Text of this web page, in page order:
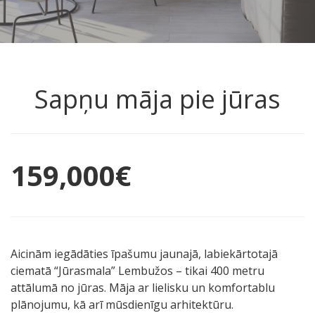
Sapņu māja pie jūras
159,000€
Aicinām iegādāties īpašumu jaunajā, labiekārtotajā
ciematā “Jūrasmala” Lembužos – tikai 400 metru
attālumā no jūras. Māja ar lielisku un komfortablu
plānojumu, kā arī mūsdienīgu arhitektūru.